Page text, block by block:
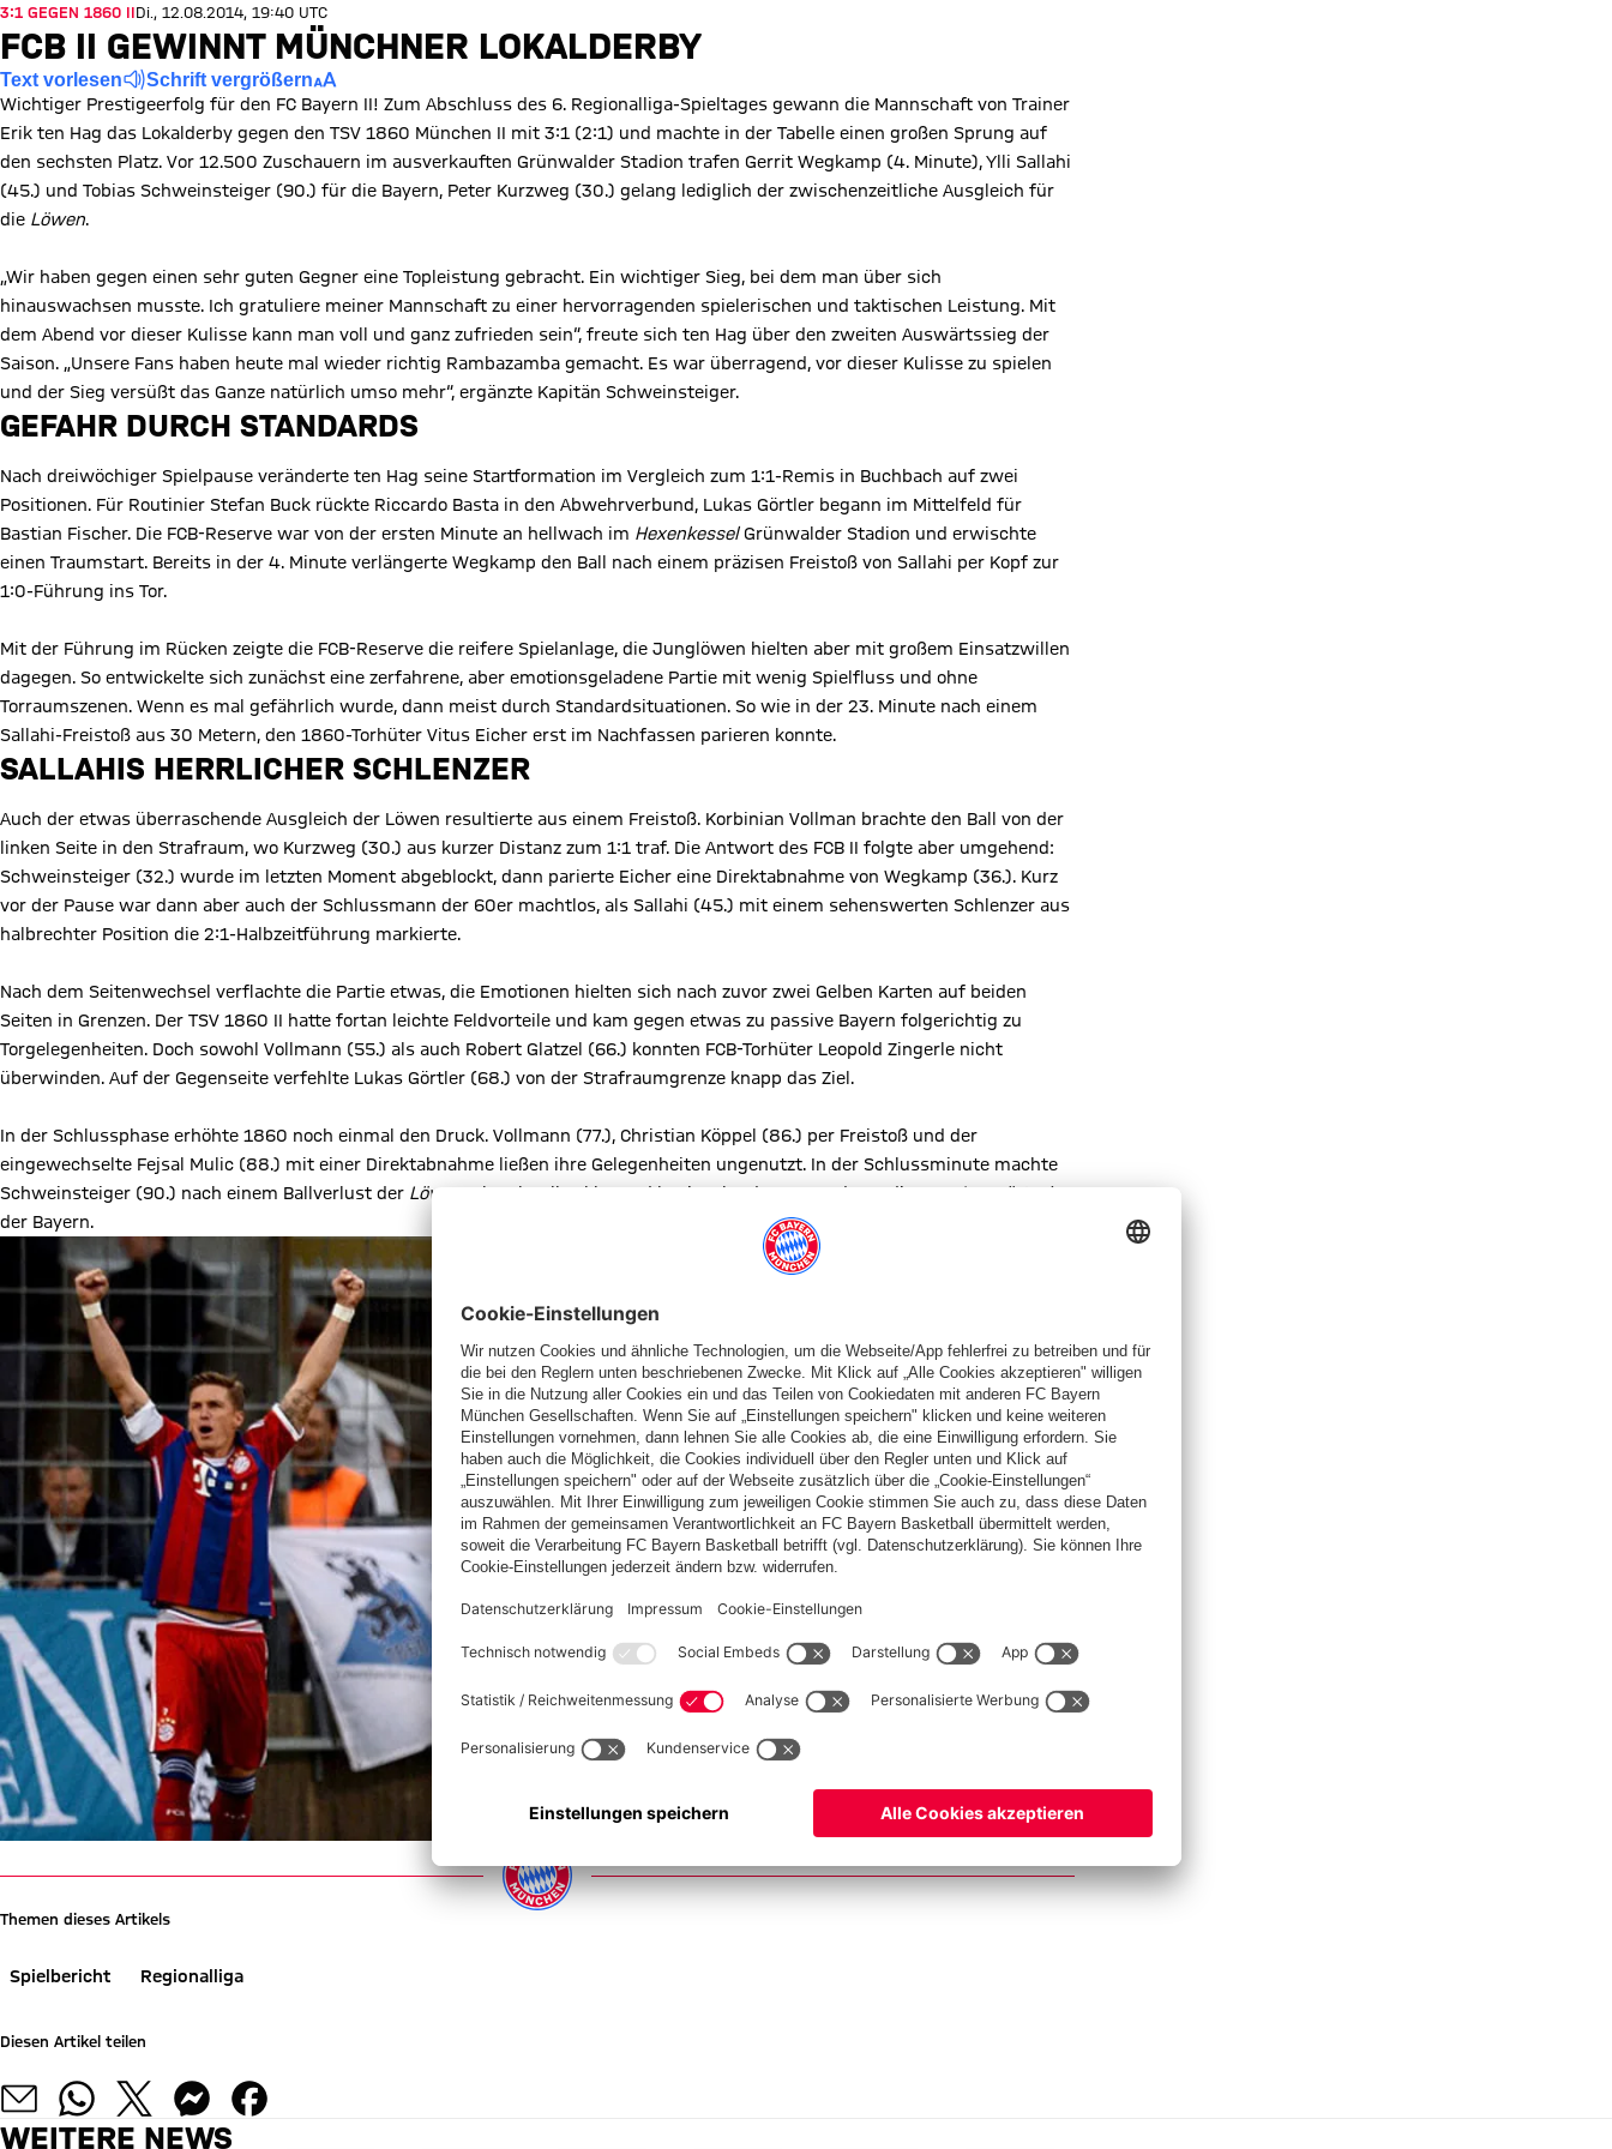
3:1 GEGEN 1860 IIDi., 12.08.2014, 19:40 UTC
FCB II GEWINNT MÜNCHNER LOKALDERBY
Text vorlesen Schrift vergrößern
Wichtiger Prestigeerfolg für den FC Bayern II! Zum Abschluss des 6. Regionalliga-Spieltages gewann die Mannschaft von Trainer
Erik ten Hag das Lokalderby gegen den TSV 1860 München II mit 3:1 (2:1) und machte in der Tabelle einen großen Sprung auf
den sechsten Platz. Vor 12.500 Zuschauern im ausverkauften Grünwalder Stadion trafen Gerrit Wegkamp (4. Minute), Ylli Sallahi
(45.) und Tobias Schweinsteiger (90.) für die Bayern, Peter Kurzweg (30.) gelang lediglich der zwischenzeitliche Ausgleich für
die Löwen.
„Wir haben gegen einen sehr guten Gegner eine Topleistung gebracht. Ein wichtiger Sieg, bei dem man über sich
hinauswachsen musste. Ich gratuliere meiner Mannschaft zu einer hervorragenden spielerischen und taktischen Leistung. Mit
dem Abend vor dieser Kulisse kann man voll und ganz zufrieden sein“, freute sich ten Hag über den zweiten Auswärtssieg der
Saison. „Unsere Fans haben heute mal wieder richtig Rambazamba gemacht. Es war überragend, vor dieser Kulisse zu spielen
und der Sieg versüßt das Ganze natürlich umso mehr“, ergänzte Kapitän Schweinsteiger.
GEFAHR DURCH STANDARDS
Nach dreiwöchiger Spielpause veränderte ten Hag seine Startformation im Vergleich zum 1:1-Remis in Buchbach auf zwei
Positionen. Für Routinier Stefan Buck rückte Riccardo Basta in den Abwehrverbund, Lukas Görtler begann im Mittelfeld für
Bastian Fischer. Die FCB-Reserve war von der ersten Minute an hellwach im HexenkesselGrünwalder Stadion und erwischte
einen Traumstart. Bereits in der 4. Minute verlängerte Wegkamp den Ball nach einem präzisen Freistoß von Sallahi per Kopf zur
1:0-Führung ins Tor.
Mit der Führung im Rücken zeigte die FCB-Reserve die reifere Spielanlage, die Junglöwen hielten aber mit großem Einsatzwillen
dagegen. So entwickelte sich zunächst eine zerfahrene, aber emotionsgeladene Partie mit wenig Spielfluss und ohne
Torraumszenen. Wenn es mal gefährlich wurde, dann meist durch Standardsituationen. So wie in der 23. Minute nach einem
Sallahi-Freistoß aus 30 Metern, den 1860-Torhüter Vitus Eicher erst im Nachfassen parieren konnte.
SALLAHIS HERRLICHER SCHLENZER
Auch der etwas überraschende Ausgleich der Löwen resultierte aus einem Freistoß. Korbinian Vollman brachte den Ball von der
linken Seite in den Strafraum, wo Kurzweg (30.) aus kurzer Distanz zum 1:1 traf. Die Antwort des FCB II folgte aber umgehend:
Schweinsteiger (32.) wurde im letzten Moment abgeblockt, dann parierte Eicher eine Direktabnahme von Wegkamp (36.). Kurz
vor der Pause war dann aber auch der Schlussmann der 60er machtlos, als Sallahi (45.) mit einem sehenswerten Schlenzer aus
halbrechter Position die 2:1-Halbzeitführung markierte.
Nach dem Seitenwechsel verflachte die Partie etwas, die Emotionen hielten sich nach zuvor zwei Gelben Karten auf beiden
Seiten in Grenzen. Der TSV 1860 II hatte fortan leichte Feldvorteile und kam gegen etwas zu passive Bayern folgerichtig zu
Torgelegenheiten. Doch sowohl Vollmann (55.) als auch Robert Glatzel (66.) konnten FCB-Torhüter Leopold Zingerle nicht
überwinden. Auf der Gegenseite verfehlte Lukas Görtler (68.) von der Strafraumgrenze knapp das Ziel.
In der Schlussphase erhöhte 1860 noch einmal den Druck. Vollmann (77.), Christian Köppel (86.) per Freistoß und der
eingewechselte Fejsal Mulic (88.) mit einer Direktabnahme ließen ihre Gelegenheiten ungenutzt. In der Schlussminute machte
Schweinsteiger (90.) nach einem Ballverlust der Löwen -Abwehr alles klar und besiegelte den am Ende verdienten
Auswärtssieg
der Bayern.
Themen dieses Artikels
Spielbericht Regionalliga
Diesen Artikel teilen
WEITERE NEWS